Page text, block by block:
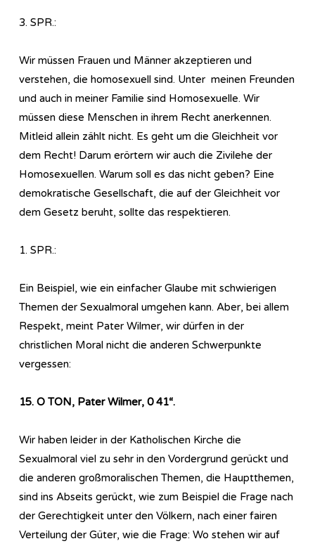
3. SPR.:
Wir müssen Frauen und Männer akzeptieren und
verstehen, die homosexuell sind. Unter meinen Freunden
und auch in meiner Familie sind Homosexuelle. Wir
müssen diese Menschen in ihrem Recht anerkennen.
Mitleid allein zählt nicht. Es geht um die Gleichheit vor
dem Recht! Darum erörtern wir auch die Zivilehe der
Homosexuellen. Warum soll es das nicht geben? Eine
demokratische Gesellschaft, die auf der Gleichheit vor
dem Gesetz beruht, sollte das respektieren.
1. SPR.:
Ein Beispiel, wie ein einfacher Glaube mit schwierigen
Themen der Sexualmoral umgehen kann. Aber, bei allem
Respekt, meint Pater Wilmer, wir dürfen in der
christlichen Moral nicht die anderen Schwerpunkte
vergessen:
15. O TON, Pater Wilmer, 0 41“.
Wir haben leider in der Katholischen Kirche die
Sexualmoral viel zu sehr in den Vordergrund gerückt und
die anderen großmoralischen Themen, die Hauptthemen,
sind ins Abseits gerückt, wie zum Beispiel die Frage nach
der Gerechtigkeit unter den Völkern, nach einer fairen
Verteilung der Güter, wie die Frage: Wo stehen wir auf